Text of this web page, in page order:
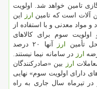
تامین خواهد شد. اولویت
آلات است كه تامین ارز
این
و مواد معدنی و با استفاده از
سوم برای كالاهای
تأمین ارز
آنها ۲۰ درصد
ارز در سامانه نیما نیستند.
ارز
بین «صادركنندگان
دارای اولویت سوم» نهایی
تیرماه سال جاری به راه